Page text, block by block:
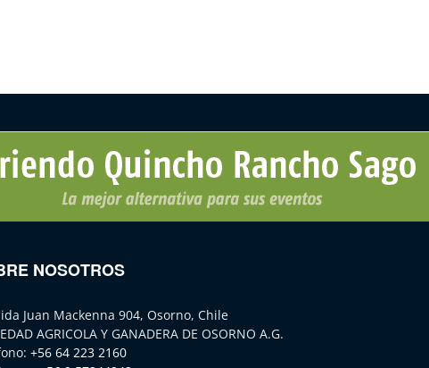
NOSOTROS
Juan Mackenna 904, Osorno, Chile
AGRICOLA Y GANADERA DE OSORNO A.G.
+56 64 223 2160